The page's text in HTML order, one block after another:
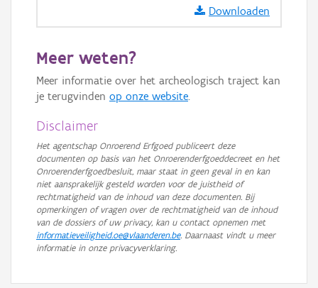
Downloaden
Meer weten?
Meer informatie over het archeologisch traject kan
je terugvinden op onze website.
Disclaimer
Het agentschap Onroerend Erfgoed publiceert deze
documenten op basis van het Onroerenderfgoeddecreet en het
Onroerenderfgoedbesluit, maar staat in geen geval in en kan
niet aansprakelijk gesteld worden voor de juistheid of
rechtmatigheid van de inhoud van deze documenten. Bij
opmerkingen of vragen over de rechtmatigheid van de inhoud
van de dossiers of uw privacy, kan u contact opnemen met
informatieveiligheid.oe@vlaanderen.be. Daarnaast vindt u meer
informatie in onze privacyverklaring.